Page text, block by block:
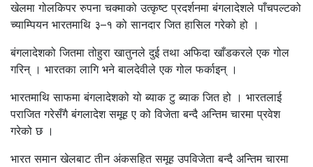
खेलमा गोलकिपर रुपना चक्माको उत्कृष्ट प्रदर्शनमा बंगलादेशले पाँचपल्टको
च्याम्पियन भारतमाथि ३–१ को सानदार जित हासिल गरेको हो ।
बंगलादेशको जितमा तोहुरा खातुनले दुई तथा अफिदा खाँडकरले एक गोल
गरिन् । भारतका लागि भने बालदेवीले एक गोल फर्काइन् ।
भारतमाथि साफमा बंगलादेशको यो ब्याक टु ब्याक जित हो । भारतलाई
पराजित गरेसँगै बंगलादेश समूह ए को विजेता बन्दै अन्तिम चारमा प्रवेश
गरेको छ ।
भारत समान खेलबाट तीन अंकसहित समूह उपविजेता बन्दै अन्तिम चारमा